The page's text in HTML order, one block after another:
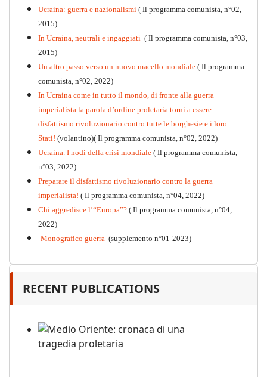
Kommunistisches Programm
PDF n°10 - 2026
Ucraina: guerra e nazionalismi ( Il programma comunista, n°02,
2015)
In Ucraina, neutrali e ingaggiati ( Il programma comunista, n°03,
2015)
Un altro passo verso un nuovo macello mondiale ( Il programma
comunista, n°02, 2022)
In Ucraina come in tutto il mondo, di fronte alla guerra
imperialista la parola d’ordine proletaria torni a essere:
disfattismo rivoluzionario contro tutte le borghesie e i loro
Stati! (volantino)( Il programma comunista, n°02, 2022)
Ucraina. I nodi della crisi mondiale ( Il programma comunista,
n°03, 2022)
Preparare il disfattismo rivoluzionario contro la guerra
imperialista! ( Il programma comunista, n°04, 2022)
Chi aggredisce l’“Europa”? ( Il programma comunista, n°04,
2022)
Monografico guerra (supplemento n°01-2023)
RECENT PUBLICATIONS